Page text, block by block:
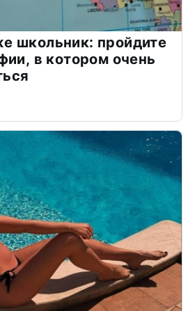
школьник: пройдите
в котором очень